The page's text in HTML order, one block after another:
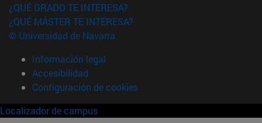
¿QUÉ GRADO TE INTERESA?
¿QUÉ MÁSTER TE INTERESA?
© Universidad de Navarra
Información legal
Accesibilidad
Configuración de cookies
Localizador de campus